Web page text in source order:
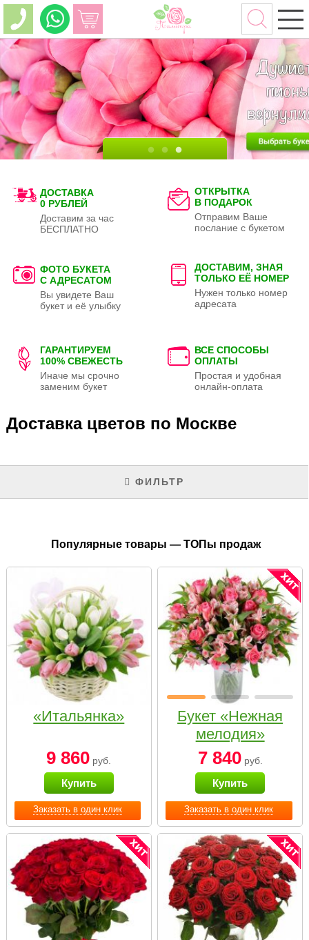
ДОСТАВКА
0 РУБЛЕЙ
Доставим за час
БЕСПЛАТНО
ОТКРЫТКА
В ПОДАРОК
Отправим Ваше
послание с букетом
ФОТО БУКЕТА
С АДРЕСАТОМ
Вы увидете Ваш
букет и её улыбку
ДОСТАВИМ, ЗНАЯ
ТОЛЬКО ЕЁ НОМЕР
Нужен только номер
адресата
ГАРАНТИРУЕМ
100% СВЕЖЕСТЬ
Иначе мы срочно
заменим букет
ВСЕ СПОСОБЫ
ОПЛАТЫ
Простая и удобная
онлайн-оплата
Доставка цветов по Москве
ФИЛЬТР
Популярные товары — ТОПы продаж
Заказать в один клик
«Итальянка»
9 860 руб.
Купить
Заказать в один клик
Букет «Нежная
мелодия»
7 840руб.
Купить